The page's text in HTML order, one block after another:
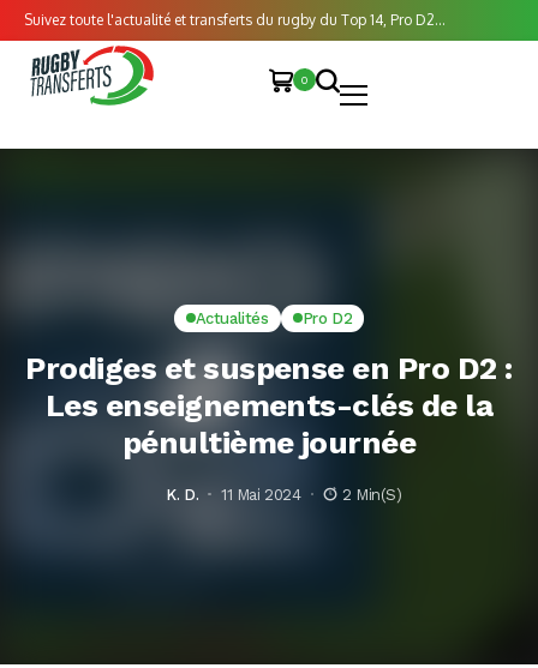
Suivez toute l'actualité et transferts du rugby du Top 14, Pro D2...
0
Actualités Pro D2
Prodiges et suspense en Pro D2 :
Les enseignements-clés de la
pénultième journée
K. D. 11 Mai 2024 2 Min(s)